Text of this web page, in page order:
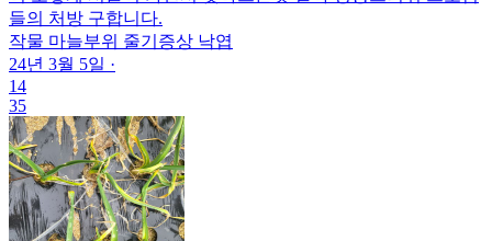
들의 처방 구합니다.
작물 마늘부위 줄기 증상 낙엽
24년 3월 5일 ·
14
35